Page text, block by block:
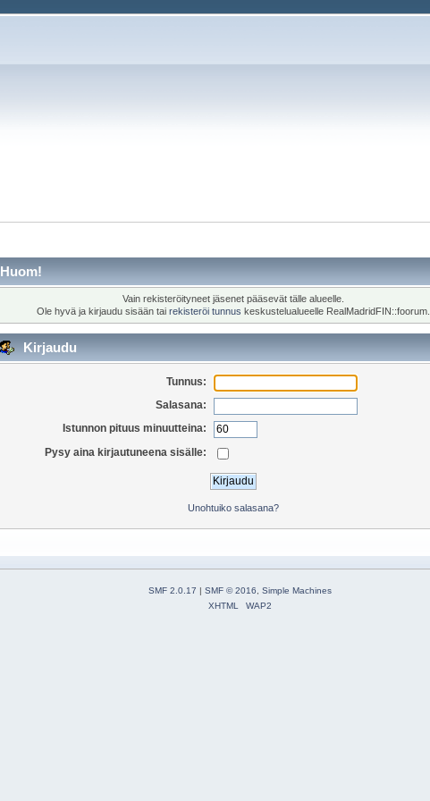
Huom!
Vain rekisteröityneet jäsenet pääsevät tälle alueelle.
Ole hyvä ja kirjaudu sisään tai rekisteröi tunnus keskustelualueelle RealMadridFIN::foorum.
Kirjaudu
Tunnus:
Salasana:
Istunnon pituus minuutteina:
Pysy aina kirjautuneena sisälle:
Unohtuiko salasana?
SMF 2.0.17 | SMF © 2016
Simple Machines
XHTML
WAP2